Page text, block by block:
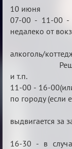
План
10 июня
07-00 - 11-00 -
недалеко от
Сбор
алкоголь/
Решаем
и т.п.
11-00 - 16-
по городу (если
выдвигается за
16-30 - в